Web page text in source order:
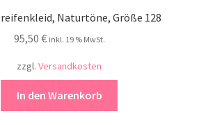
Naturtöne, Größe 128
95,50 € inkl. 19 % MwSt.
zzgl. Versandkosten
In den Warenkorb